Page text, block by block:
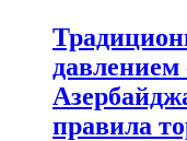
давлением
правила